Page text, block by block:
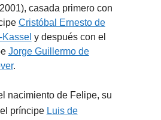
casada primero con
Cristóbal Ernesto de
y después con el
Jorge Guillermo de
.
nacimiento de Felipe, su
príncipe Luis de